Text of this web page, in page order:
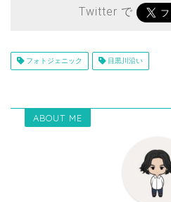
Twitter で
フォトジェニック 目黒川沿い
ABOUT ME